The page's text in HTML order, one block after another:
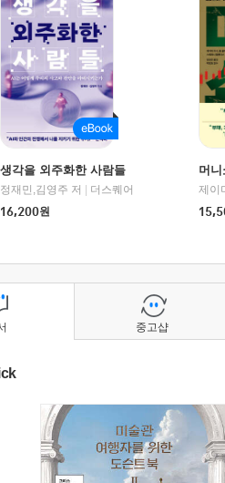
생각을 외주화한 사람들
정재민,김영주 저
더스퀘어
16,200원
머
중고샵